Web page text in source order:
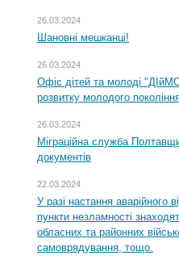
26.03.2024
Шановні мешканці!
26.03.2024
Офіс дітей та молоді
розвитку молодого
26.03.2024
Міграційна служба
документів
22.03.2024
У разі настання аварійного
пункти незламності
обласних та районних
самоврядування, тощо.